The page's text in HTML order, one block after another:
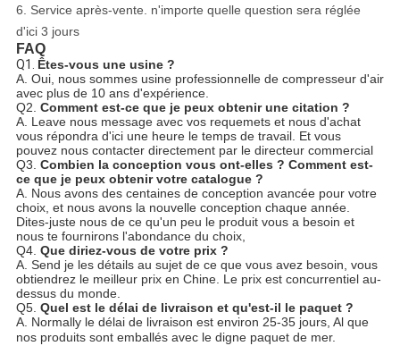
6. Service après-vente. n'importe quelle question sera réglée
d'ici 3 jours
FAQ
Q1. Êtes-vous une usine ?
A. Oui, nous sommes usine professionnelle de compresseur d'air
avec plus de 10 ans d'expérience.
Q2. Comment est-ce que je peux obtenir une citation ?
A. Leave nous message avec vos requemets et nous d'achat
vous répondra d'ici une heure le temps de travail. Et vous
pouvez nous contacter directement par le directeur commercial
Q3. Combien la conception vous ont-elles ? Comment est-
ce que je peux obtenir votre catalogue ?
A. Nous avons des centaines de conception avancée pour votre
choix, et nous avons la nouvelle conception chaque année.
Dites-juste nous de ce qu'un peu le produit vous a besoin et
nous te fournirons l'abondance du choix,
Q4. Que diriez-vous de votre prix ?
A. Send je les détails au sujet de ce que vous avez besoin, vous
obtiendrez le meilleur prix en Chine. Le prix est concurrentiel au-
dessus du monde.
Q5. Quel est le délai de livraison et qu'est-il le paquet ?
A. Normally le délai de livraison est environ 25-35 jours, Al que
nos produits sont emballés avec le digne paquet de mer.